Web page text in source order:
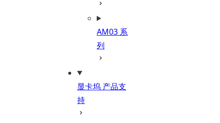
AM03 系
列
显卡坞 产品支
持